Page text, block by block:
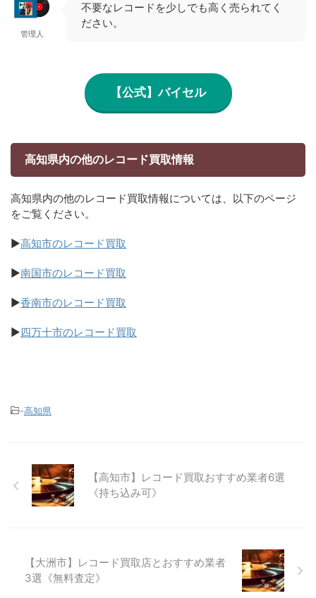
管理人
不要なレコードを少しでも高く売られてく
ださい。
【公式】バイセル
高知県内の他のレコード買取情報
高知県内の他のレコード買取情報については、以下のページ
をご覧ください。
▶高知市のレコード買取
▶南国市のレコード買取
▶香南市のレコード買取
▶四万十市のレコード買取
-高知県
【高知市】レコード買取おすすめ業者6選
《持ち込み可》
【大洲市】レコード買取店とおすすめ業者
3選《無料査定》